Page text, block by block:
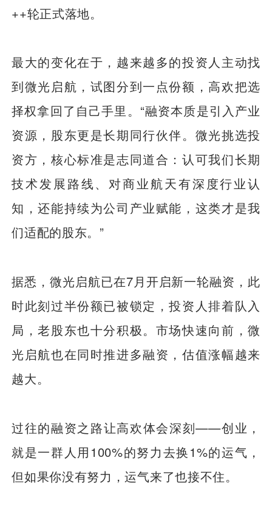
++轮正式落地。
最大的变化在于，越来越多的投资人主动找
到微光启航，试图分到一点份额，高欢把选
择权拿回了自己手里。“融资本质是引入产业
资源，股东更是长期同行伙伴。微光挑选投
资方，核心标准是志同道合：认可我们长期
技术发展路线、对商业航天有深度行业认
知，还能持续为公司产业赋能，这类才是我
们适配的股东。”
据悉，微光启航已在7月开启新一轮融资，此
时此刻过半份额已被锁定，投资人排着队入
局，老股东也十分积极。市场快速向前，微
光启航也在同时推进多融资，估值涨幅越来
越大。
过往的融资之路让高欢体会深刻——创业，
就是一群人用100%的努力去换1%的运气，
但如果你没有努力，运气来了也接不住。